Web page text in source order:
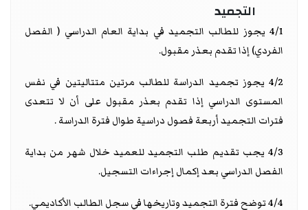
التجميد
4/1 يجوز للطالب التجميد في بداية العام الدراسي ( الفصل
الفردي) إذا تقدم بعذر مقبول.
4/2 يجوز تجميد الدراسة للطالب مرتين متتاليتين في نفس
المستوى الدراسي إذا تقدم بعذر مقبول على أن لا تتعدى
فترات التجميد أربعة فصول دراسية طوال فترة الدراسة .
4/3 يجب تقديم طلب التجميد للعميد خلال شهر من بداية
الفصل الدراسي بعد إكمال إجراءات التسجيل.
4/4 توضح فترة التجميد وتاريخها في سجل الطالب الأكاديمي.